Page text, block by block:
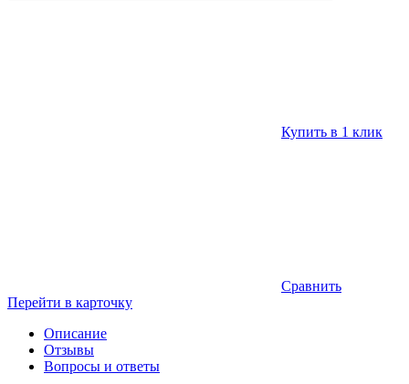
Купить в 1 клик
Сравнить
Перейти в карточку
Описание
Отзывы
Вопросы и ответы